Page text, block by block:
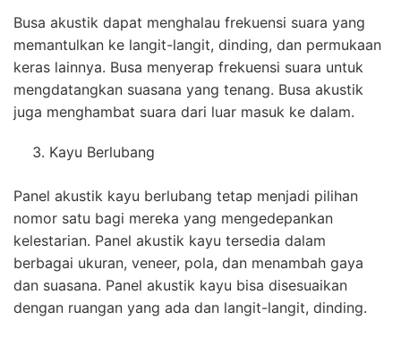
Busa akustik dapat menghalau frekuensi suara yang
memantulkan ke langit-langit, dinding, dan permukaan
keras lainnya. Busa menyerap frekuensi suara untuk
mengdatangkan suasana yang tenang. Busa akustik
juga menghambat suara dari luar masuk ke dalam.
Kayu Berlubang
Panel akustik kayu berlubang tetap menjadi pilihan
nomor satu bagi mereka yang mengedepankan
kelestarian. Panel akustik kayu tersedia dalam
berbagai ukuran, veneer, pola, dan menambah gaya
dan suasana. Panel akustik kayu bisa disesuaikan
dengan ruangan yang ada dan langit-langit, dinding.